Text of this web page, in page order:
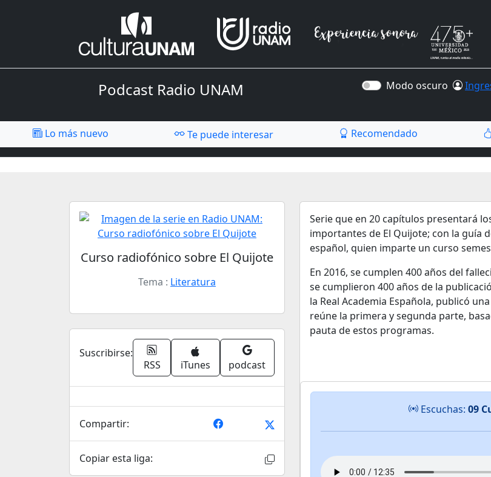
Podcast Radio UNAM Modo oscuro
Lo más nuevo Te puede interesar Recomendado
Curso radiofónico sobre El Quijote
Tema : Literatura
Suscribirse:
RSS
iTunes podcast
Compartir:
Copiar esta liga:
Serie que en 20 capítulos presentará
importantes de El Quijote; con la guía
español, quien imparte un curso
En 2016, se cumplen 400 años del
se cumplieron 400 años de la
la Real Academia Española, publicó
reúne la primera y segunda parte,
pauta de estos programas.
Escuchas: 09